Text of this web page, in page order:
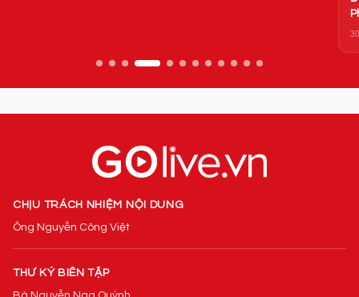
CHỊU TRÁCH NHIỆM NỘI DUNG
Ông Nguyễn Công Việt
THƯ KÝ BIÊN TẬP